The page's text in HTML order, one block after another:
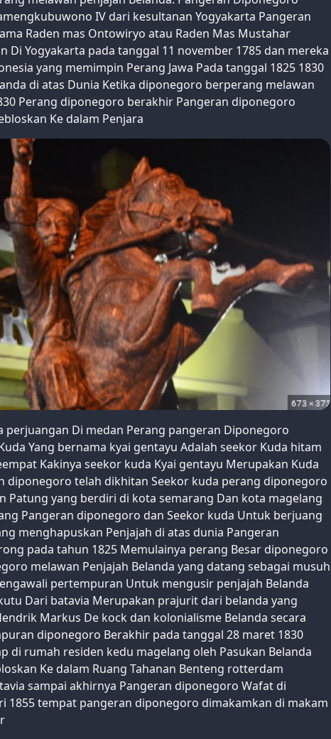
IV dari kesultanan Yogyakarta Pangeran
Raden mas Ontowiryo atau Raden Mas Mustahar
Di Yogyakarta pada tanggal 11 november 1785 dan mereka
yang memimpin Perang Jawa Pada tanggal 1825 1830
di atas Dunia Ketika diponegoro berperang melawan
Perang diponegoro berakhir Pangeran diponegoro
Ke dalam Penjara
Di medan Perang pangeran Diponegoro
Yang bernama kyai gentayu Adalah seekor Kuda hitam
Kakinya seekor kuda Kyai gentayu Merupakan Kuda
diponegoro telah dikhitan Seekor kuda perang diponegoro
Patung yang berdiri di kota semarang Dan kota magelang
Pangeran diponegoro dan Seekor kuda Untuk berjuang
menghapuskan Penjajah di atas dunia Pangeran
pada tahun 1825 Memulainya perang Besar diponegoro
melawan Penjajah Belanda yang datang sebagai musuh
pertempuran Untuk mengusir penjajah Belanda
Dari batavia Merupakan prajurit dari belanda yang
Markus De kock dan kolonialisme Belanda secara
diponegoro Berakhir pada tanggal 28 maret 1830
di rumah residen kedu magelang oleh Pasukan Belanda
Ke dalam Ruang Tahanan Benteng rotterdam
sampai akhirnya Pangeran diponegoro Wafat di
1855 tempat pangeran diponegoro dimakamkan di makam